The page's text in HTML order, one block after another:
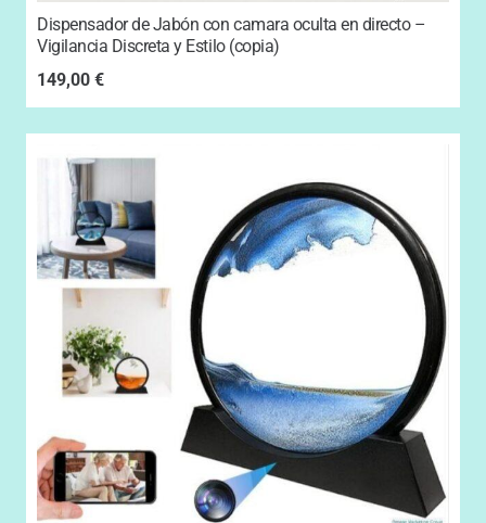
Dispensador de Jabón con camara oculta en directo –
Vigilancia Discreta y Estilo (copia)
149,00 €